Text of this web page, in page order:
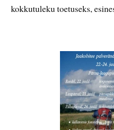
kokkutuleku toetuseks,